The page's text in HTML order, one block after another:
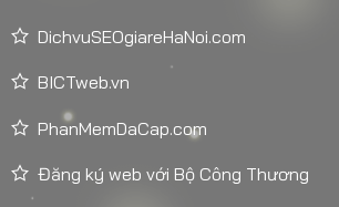
DichvuSEOgiareHaNoi.com
BICTweb.vn
PhanMemDaCap.com
Đăng ký web với Bộ Công Thương